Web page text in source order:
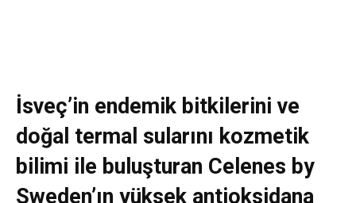
İsveç’in endemik bitkilerini ve
doğal termal sularını kozmetik
bilimi ile buluşturan Celenes by
Sweden’ın yüksek antioksidana